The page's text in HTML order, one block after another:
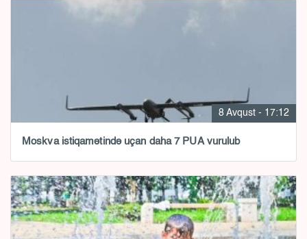
8 Avqust - 17:12
Moskva istiqamətində uçan daha 7 PUA vurulub